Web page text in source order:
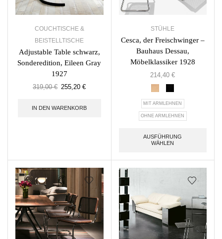
COUCHTISCHE &
BEISTELLTISCHE
Adjustable Table schwarz,
Sonderedition, Eileen Gray
1927
319,00€ 255,20€
IN DEN WARENKORB
STÜHLE
Cesca, der Freischwinger –
Bauhaus Dessau,
Möbelklassiker 1928
214,40€
MIT ARMLEHNEN
OHNE ARMLEHNEN
AUSFÜHRUNG
WÄHLEN